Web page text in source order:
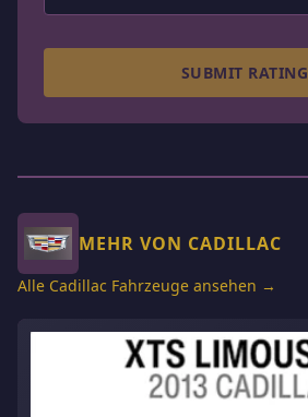
SUBMIT RATING
MEHR VON CADILLAC
Alle Cadillac Fahrzeuge ansehen →